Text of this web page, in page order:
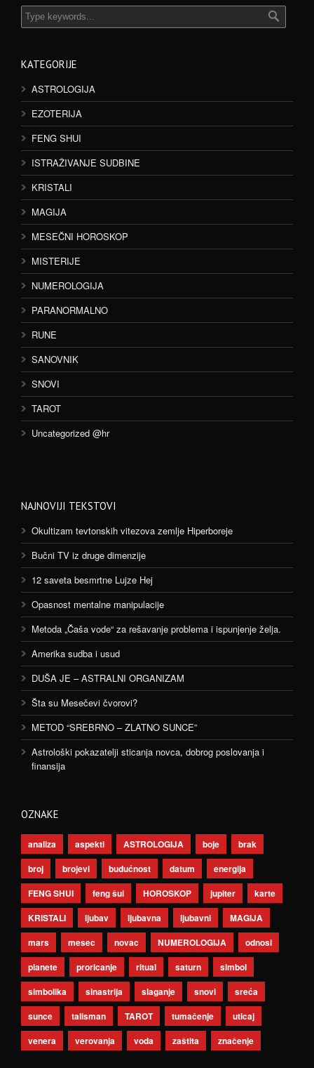
KATEGORIJE
ASTROLOGIJA
EZOTERIJA
FENG SHUI
ISTRAŽIVANJE SUDBINE
KRISTALI
MAGIJA
MESEČNI HOROSKOP
MISTERIJE
NUMEROLOGIJA
PARANORMALNO
RUNE
SANOVNIK
SNOVI
TAROT
Uncategorized @hr
NAJNOVIJI TEKSTOVI
Okultizam tevtonskih vitezova zemlje Hiperboreje
Bučni TV iz druge dimenzije
12 saveta besmrtne Lujze Hej
Opasnost mentalne manipulacije
Metoda „Čaša vode“ za rešavanje problema i ispunjenje želja.
Amerika sudba i usud
DUŠA JE – ASTRALNI ORGANIZAM
Šta su Mesečevi čvorovi?
METOD “SREBRNO – ZLATNO SUNCE”
Astrološki pokazatelji sticanja novca, dobrog poslovanja i
finansija
OZNAKE
analiza aspekti ASTROLOGIJA boje
brak
broj
brojevi budućnost datum
energija
FENG SHUI
feng šui HOROSKOP jupiter
karte
KRISTALI
ljubav ljubavna ljubavni
MAGIJA
mars
mesec novac NUMEROLOGIJA
odnosi
planete
proricanje ritual saturn
simbol
simbolika
sinastrija slaganje snovi
sreća
sunce
talisman TAROT tumačenje
uticaj
venera
verovanja voda zaštita značenje